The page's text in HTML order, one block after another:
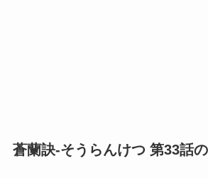
蒼蘭訣-そうらんけつ 第33話